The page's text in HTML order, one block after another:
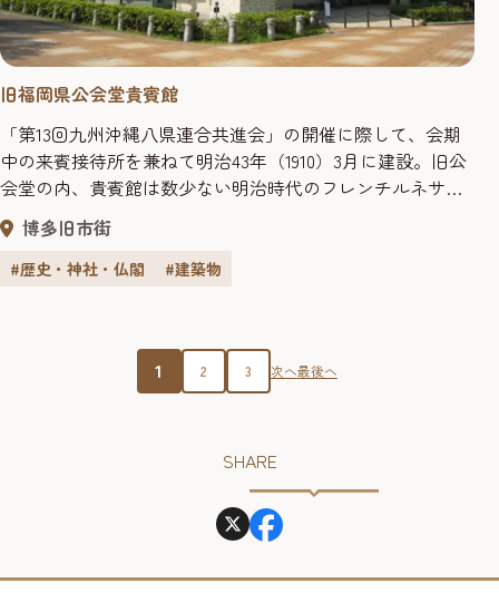
旧福岡県公会堂貴賓館
「第13回九州沖縄八県連合共進会」の開催に際して、会期
中の来賓接待所を兼ねて明治43年（1910）3月に建設。旧公
会堂の内、貴賓館は数少ない明治時代のフレンチルネサン
スを基調としている。木造公共建物として貴重であり、国
の重要文化財（建造物）に指定。 【入館料】 ・大人 200円
・子ども(15歳未満) 100円 ・6歳未満、65歳以上は入館無料
博多旧市街
#歴史・神社・仏閣 #建築物
1 2 3 次へ最後へ
SHARE